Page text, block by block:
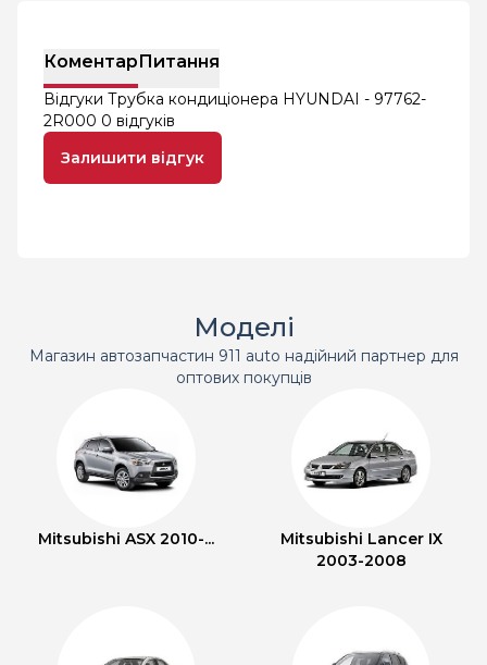
КоментарПитання
Відгуки Трубка кондиціонера HYUNDAI - 97762-
2R000 0 відгуків
Залишити відгук
Моделі
Магазин автозапчастин 911 auto надійний партнер для
оптових покупців
Mitsubishi ASX 2010-...
Mitsubishi Lancer IX
2003-2008